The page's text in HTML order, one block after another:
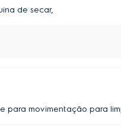
de secar,
para movimentação para